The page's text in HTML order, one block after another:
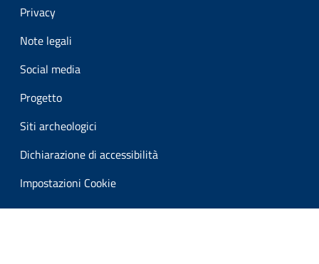
Privacy
Note legali
Social media
Progetto
Siti archeologici
Dichiarazione di accessibilità
Impostazioni Cookie